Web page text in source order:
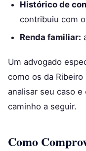
Histórico de
contribuiu com
Renda familiar:
Um advogado
como os da Ribeiro
analisar seu caso
caminho a seguir.
Como